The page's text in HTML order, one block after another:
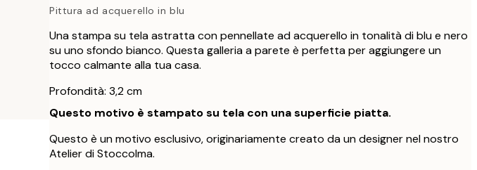
Pittura ad acquerello in blu
Una stampa su tela astratta con pennellate ad acquerello in tonalità di blu e nero
su uno sfondo bianco. Questa galleria a parete è perfetta per aggiungere un
tocco calmante alla tua casa.
Profondità: 3,2 cm
Questo motivo è stampato su tela con una superficie piatta.
Questo è un motivo esclusivo, originariamente creato da un designer nel nostro
Atelier di Stoccolma.